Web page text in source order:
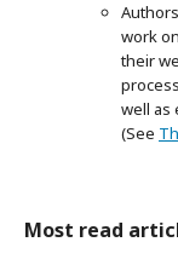
work
their
well as
(See
Most read